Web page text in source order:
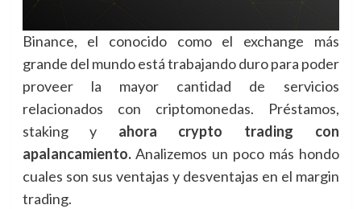
Binance, el conocido como el exchange más
grande del mundo está trabajando duro para poder
proveer la mayor cantidad de servicios
relacionados con criptomonedas. Préstamos,
staking y ahora crypto trading con
apalancamiento.Analizemos un poco más hondo
cuales son sus ventajas y desventajas en el margin
trading.